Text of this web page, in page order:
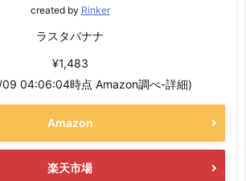
created by Rinker
ラスタバナナ
¥1,483
04:06:04時点 Amazon調べ-詳細)
Amazon
楽天市場